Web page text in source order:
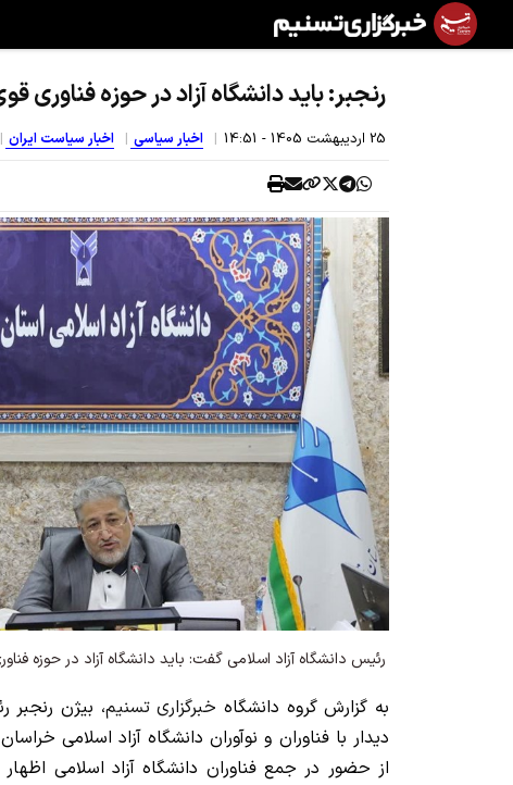
رنجبر: باید دانشگاه آزاد در حوزه فناوری
25 ارديبهشت 1405 - 14:51 اخبار سیاسی اخبار سیاست ایران
رئیس دانشگاه آزاد اسلامی گفت: باید دانشگاه آزاد در حوزه
به گزارش گروه دانشگاه خبرگزاری تسنیم، بیژن رنجبر
دیدار با فناوران و نوآوران دانشگاه آزاد اسلامی
از حضور در جمع فناوران دانشگاه آزاد اسلامی